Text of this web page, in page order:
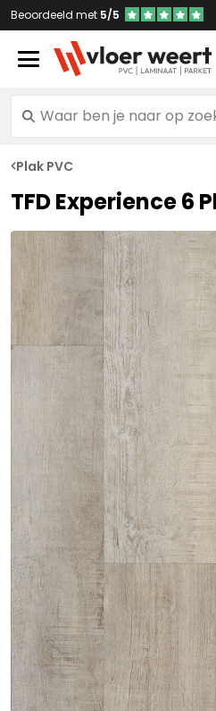
Beoordeeld met 5/5
Plak PVC
TFD Experience 6